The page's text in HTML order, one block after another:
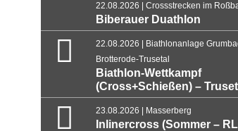
22.08.2026 | Crossstrecken im
Biberauer Duathlon
22.08.2026 | Biathlonanlage
Brotterode-Trusetal
Biathlon-Wettkampf
(Cross+Schießen) –
23.08.2026 | Masserberg
Inlinercross (Sommer –